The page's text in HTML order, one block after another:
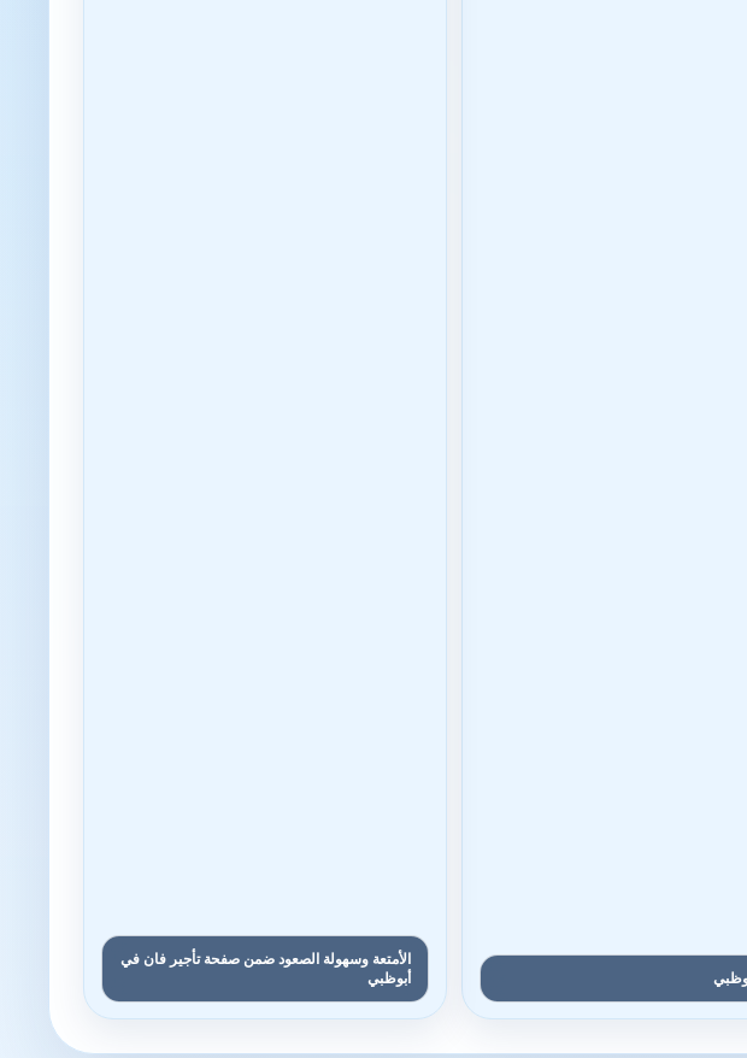
الأمتعة وسهولة الصعود ضمن صفحة تأجير فان في
أبوظبي